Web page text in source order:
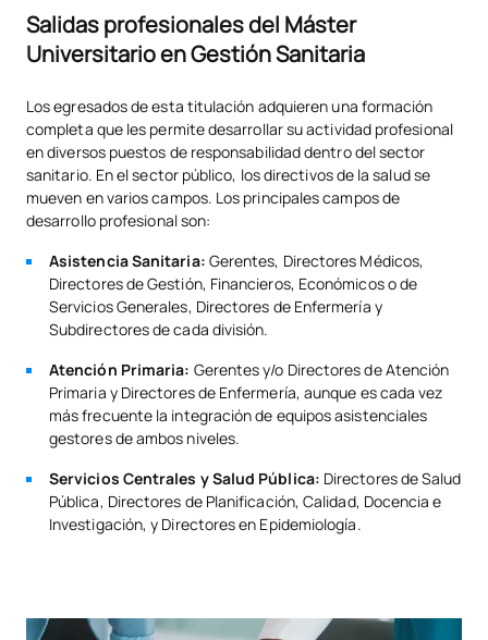
Salidas profesionales del Máster
Universitario en Gestión Sanitaria
Los egresados de esta titulación adquieren una formación
completa que les permite desarrollar su actividad profesional
en diversos puestos de responsabilidad dentro del sector
sanitario. En el sector público, los directivos de la salud se
mueven en varios campos. Los principales campos de
desarrollo profesional son:
Asistencia Sanitaria: Gerentes, Directores Médicos,
Directores de Gestión, Financieros, Económicos o de
Servicios Generales, Directores de Enfermería y
Subdirectores de cada división.
Atención Primaria: Gerentes y/o Directores de Atención
Primaria y Directores de Enfermería, aunque es cada vez
más frecuente la integración de equipos asistenciales
gestores de ambos niveles.
Servicios Centrales y Salud Pública: Directores de Salud
Pública, Directores de Planificación, Calidad, Docencia e
Investigación, y Directores en Epidemiología.